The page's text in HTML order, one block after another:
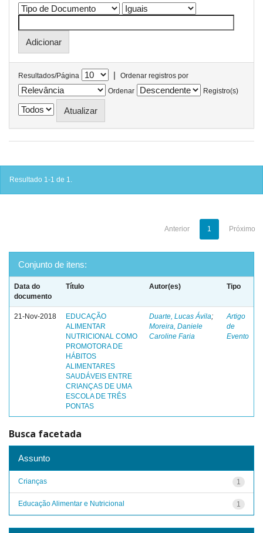
Resultados/Página |
Ordenar registros por
Ordenar
Registro(s)
Resultado 1-1 de 1.
Anterior 1 Próximo
Conjunto de itens:
Data do
documento
Título Autor(es) Tipo
21-Nov-2018
EDUCAÇÃO
ALIMENTAR
NUTRICIONAL COMO
PROMOTORA DE
HÁBITOS
ALIMENTARES
SAUDÁVEIS ENTRE
CRIANÇAS DE UMA
ESCOLA DE TRÊS
PONTAS
Duarte, Lucas Ávila;
Moreira, Daniele
Caroline Faria
Artigo
de
Evento
Busca facetada
Assunto
1
Crianças
1
Educação Alimentar e Nutricional